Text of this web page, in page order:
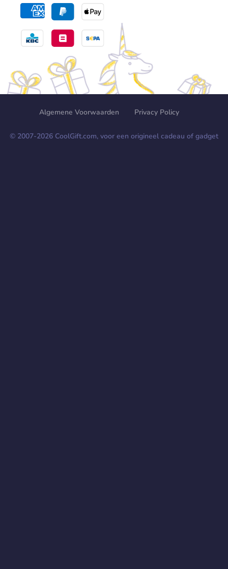
Algemene Voorwaarden Privacy Policy
© 2007-2026 CoolGift.com, voor een origineel cadeau of gadget